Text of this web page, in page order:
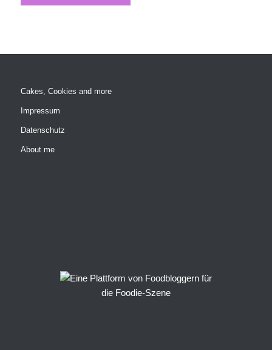
Cakes, Cookies and more
Impressum
Datenschutz
About me